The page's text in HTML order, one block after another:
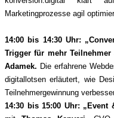
Marketingprozesse agil
14:00 bis 14:30 Uhr:
Trigger für mehr Teilnehmer
Adamek. Die erfahrene
digitallotsen erläutert, wie
Teilnehmergewinnung
14:30 bis 15:00 Uhr: „Event